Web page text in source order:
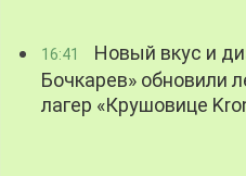
16:41
Новый вкус и
Бочкарев» обновили
лагер «Крушовице